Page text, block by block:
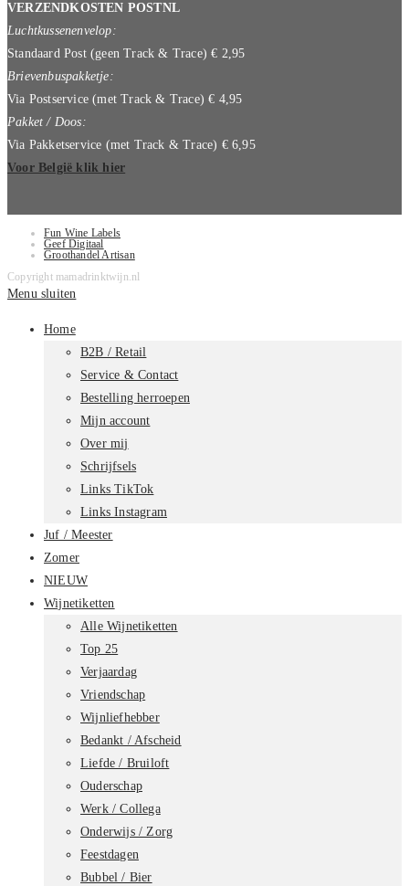
VERZENDKOSTEN POSTNL
Luchtkussenenvelop:
Standaard Post (geen Track & Trace) € 2,95
Brievenbuspakketje:
Via Postservice (met Track & Trace) € 4,95
Pakket / Doos:
Via Pakketservice (met Track & Trace) € 6,95
Voor België klik hier
Fun Wine Labels
Geef Digitaal
Groothandel Artisan
Copyright mamadrinktwijn.nl
Menu sluiten
Home
B2B / Retail
Service & Contact
Bestelling herroepen
Mijn account
Over mij
Schrijfsels
Links TikTok
Links Instagram
Juf / Meester
Zomer
NIEUW
Wijnetiketten
Alle Wijnetiketten
Top 25
Verjaardag
Vriendschap
Wijnliefhebber
Bedankt / Afscheid
Liefde / Bruiloft
Ouderschap
Werk / Collega
Onderwijs / Zorg
Feestdagen
Bubbel / Bier